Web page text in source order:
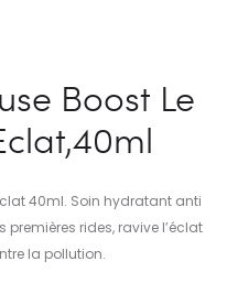
Boost Le
40ml. Soin hydratant anti
rides, ravive l’éclat
la pollution.